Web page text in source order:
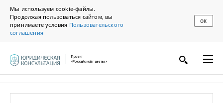
Мы используем cookie-файлы.
Продолжая пользоваться сайтом, вы
принимаете условия Пользовательского
соглашения
ОК
Проект
«Российской газеты»